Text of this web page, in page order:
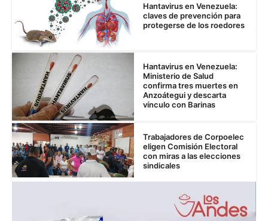
Hantavirus en Venezuela:
claves de prevención para
protegerse de los roedores
Hantavirus en Venezuela:
Ministerio de Salud
confirma tres muertes en
Anzoátegui y descarta
vínculo con Barinas
Trabajadores de Corpoelec
eligen Comisión Electoral
con miras a las elecciones
sindicales